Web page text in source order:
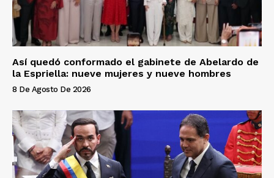
Así quedó conformado el gabinete de Abelardo de
la Espriella: nueve mujeres y nueve hombres
8 De Agosto De 2026